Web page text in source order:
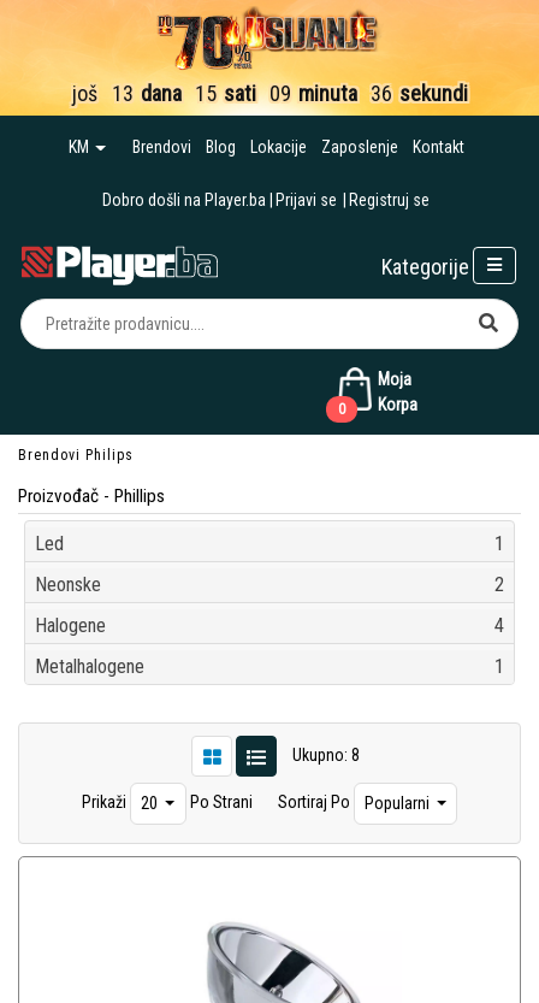
još 13 dana 15 sati 09 minuta 35 sekundi
KM Brendovi Blog Lokacije Zaposlenje Kontakt
Dobro došli na Player.ba Prijavi se Registruj se
Moja
Korpa
0
Kategorije
Brendovi Philips
Proizvođač - Phillips
Led
1
Neonske
2
Halogene
4
Metalhalogene
1
Ukupno: 8
Prikaži 20 Po Strani Sortiraj Po Popularni